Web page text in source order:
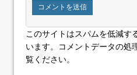
このサイトはスパムを低減す
います。 コメントデータの処
覧ください。